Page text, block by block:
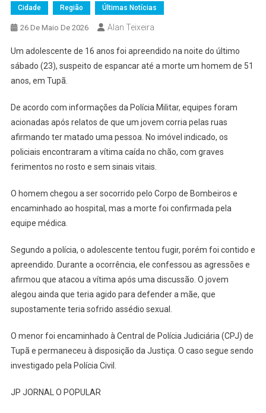
Cidade Região Últimas Notícias
26 De Maio De 2026 Alan Teixeira
Um adolescente de 16 anos foi apreendido na noite do último
sábado (23), suspeito de espancar até a morte um homem de 51
anos, em Tupã.
De acordo com informações da Polícia Militar, equipes foram
acionadas após relatos de que um jovem corria pelas ruas
afirmando ter matado uma pessoa. No imóvel indicado, os
policiais encontraram a vítima caída no chão, com graves
ferimentos no rosto e sem sinais vitais.
O homem chegou a ser socorrido pelo Corpo de Bombeiros e
encaminhado ao hospital, mas a morte foi confirmada pela
equipe médica.
Segundo a polícia, o adolescente tentou fugir, porém foi contido e
apreendido. Durante a ocorrência, ele confessou as agressões e
afirmou que atacou a vítima após uma discussão. O jovem
alegou ainda que teria agido para defender a mãe, que
supostamente teria sofrido assédio sexual.
O menor foi encaminhado à Central de Polícia Judiciária (CPJ) de
Tupã e permaneceu à disposição da Justiça. O caso segue sendo
investigado pela Polícia Civil.
JP JORNAL O POPULAR